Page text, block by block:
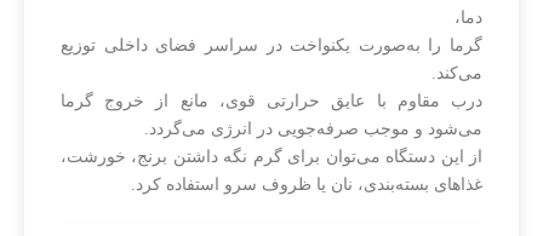
دما،
گرما را به‌صورت یکنواخت در سراسر فضای داخلی توزیع
می‌کند.
درب مقاوم با عایق حرارتی قوی، مانع از خروج گرما
می‌شود و موجب صرفه‌جویی در انرژی می‌گردد.
از این دستگاه می‌توان برای گرم نگه داشتن برنج، خورشت،
غذاهای بسته‌بندی، نان یا ظروف سرو استفاده کرد.